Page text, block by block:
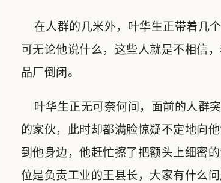
在人群的几米外，叶华生正带着几
可无论他说什么，这些人就是不相信
品厂倒闭。
叶华生正无可奈何间，面前的人群
的家伙，此时却都满脸惊疑不定地向
到他身边，他赶忙擦了把额头上细密
位是负责工业的王县长，大家有什么